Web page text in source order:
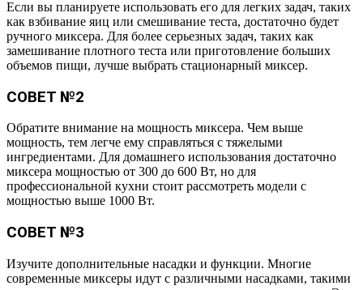
Если вы планируете использовать его для легких задач, таких
как взбивание яиц или смешивание теста, достаточно будет
ручного миксера. Для более серьезных задач, таких как
замешивание плотного теста или приготовление больших
объемов пищи, лучше выбрать стационарный миксер.
СОВЕТ №2
Обратите внимание на мощность миксера. Чем выше
мощность, тем легче ему справляться с тяжелыми
ингредиентами. Для домашнего использования достаточно
миксера мощностью от 300 до 600 Вт, но для
профессиональной кухни стоит рассмотреть модели с
мощностью выше 1000 Вт.
СОВЕТ №3
Изучите дополнительные насадки и функции. Многие
современные миксеры идут с различными насадками, такими